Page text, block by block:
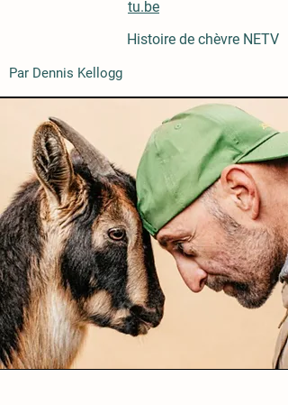
tu.be
Histoire de chèvre NETV
Par Dennis Kellogg